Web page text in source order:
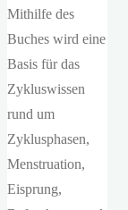
Mithilfe des
Buches wird eine
Basis für das
Zykluswissen
rund um
Zyklusphasen,
Menstruation,
Eisprung,